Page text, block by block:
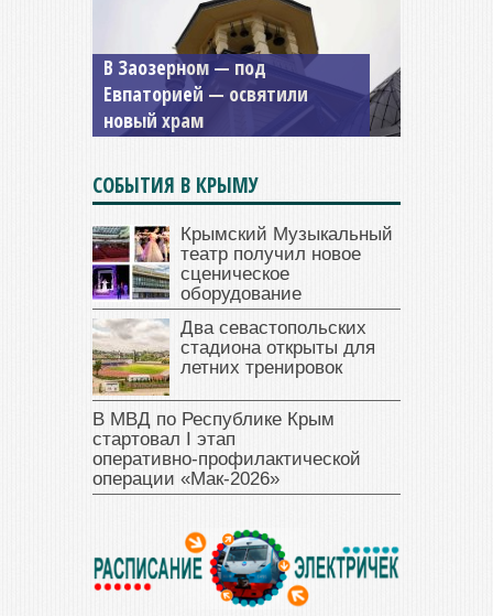
В Заозерном — под
Евпаторией — освятили
новый храм
Мужской монастырь Косьмы
и Дамиана в Крыму вновь
открыт для посещения
СОБЫТИЯ В КРЫМУ
Крымский Музыкальный
театр получил новое
сценическое
оборудование
Два севастопольских
стадиона открыты для
летних тренировок
В МВД по Республике Крым
стартовал I этап
оперативно‑профилактической
операции «Мак‑2026»